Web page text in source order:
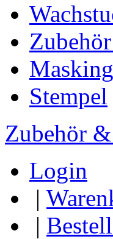
Stempel
Zubehör
Login
|
|